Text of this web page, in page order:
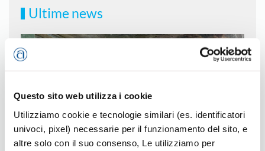
Questo sito web utilizza i cookie
Utilizziamo cookie e tecnologie similari (es. identificatori
univoci, pixel) necessarie per il funzionamento del sito, e
altre solo con il suo consenso, Le utilizziamo per
Ultime news